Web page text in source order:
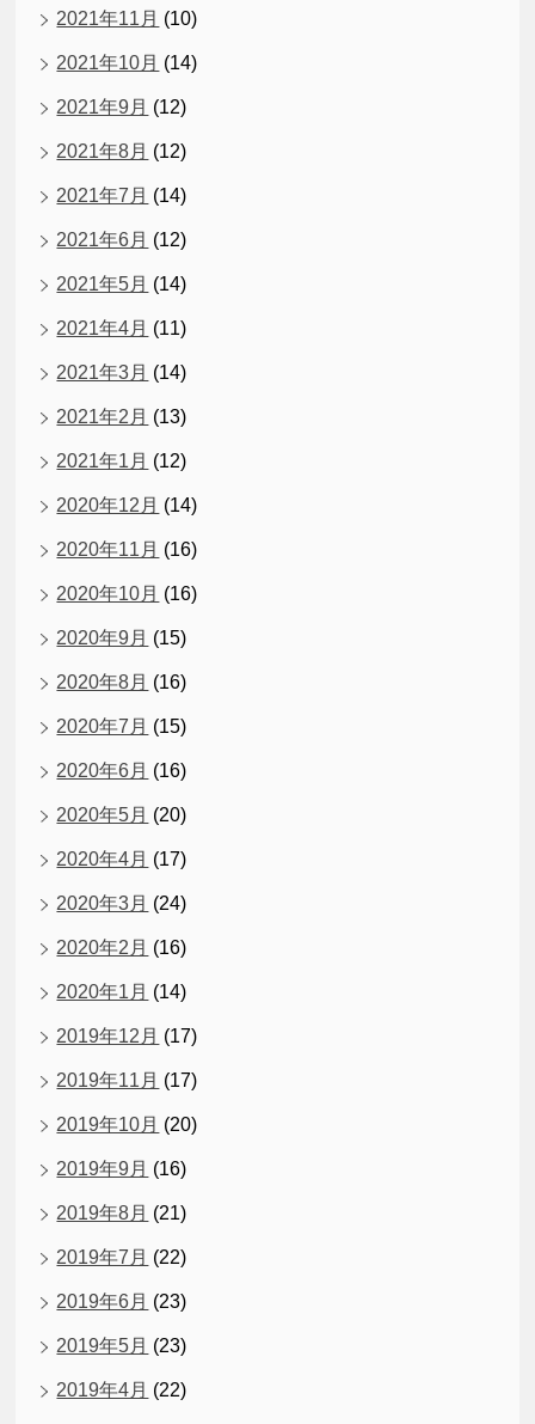
2021年11月 (10)
2021年10月 (14)
2021年9月 (12)
2021年8月 (12)
2021年7月 (14)
2021年6月 (12)
2021年5月 (14)
2021年4月 (11)
2021年3月 (14)
2021年2月 (13)
2021年1月 (12)
2020年12月 (14)
2020年11月 (16)
2020年10月 (16)
2020年9月 (15)
2020年8月 (16)
2020年7月 (15)
2020年6月 (16)
2020年5月 (20)
2020年4月 (17)
2020年3月 (24)
2020年2月 (16)
2020年1月 (14)
2019年12月 (17)
2019年11月 (17)
2019年10月 (20)
2019年9月 (16)
2019年8月 (21)
2019年7月 (22)
2019年6月 (23)
2019年5月 (23)
2019年4月 (22)